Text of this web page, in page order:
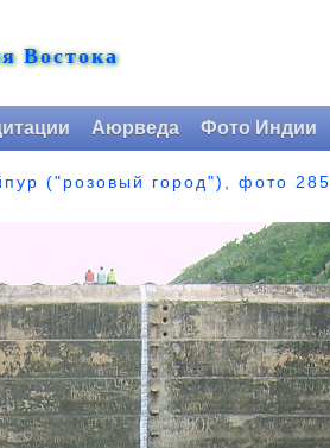
Востока
Аюрведа Фото Индии
("розовый город"), фото 285